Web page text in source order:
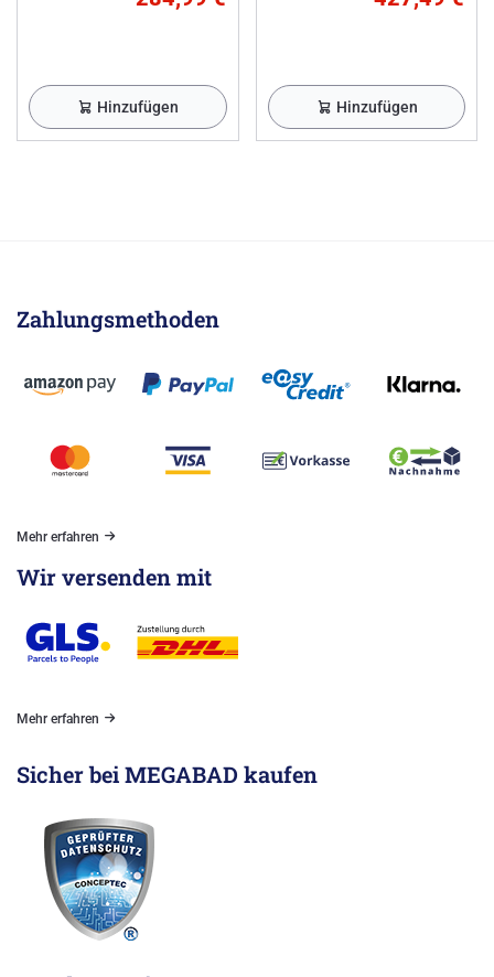
Hinzufügen Hinzufügen
Zahlungsmethoden
Mehr erfahren
Wir versenden mit
Mehr erfahren
Sicher bei MEGABAD kaufen